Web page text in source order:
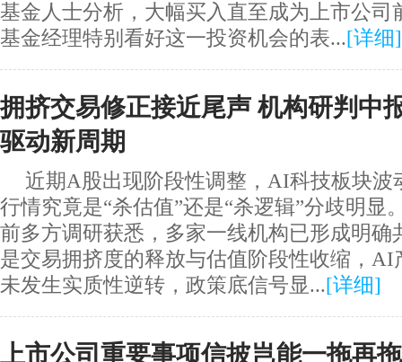
基金人士分析，大幅买入直至成为上市公司
基金经理特别看好这一投资机会的表...[详细]
拥挤交易修正接近尾声 机构研判中
驱动新周期
近期A股出现阶段性调整，AI科技板块波
行情究竟是“杀估值”还是“杀逻辑”分歧明显
前多方调研获悉，多家一线机构已形成明确
是交易拥挤度的释放与估值阶段性收缩，AI
未发生实质性逆转，政策底信号显...[详细]
上市公司重要事项信披岂能一拖再拖